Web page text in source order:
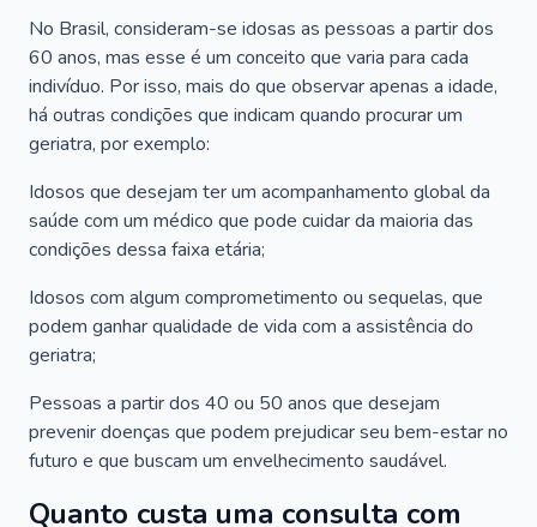
No Brasil, consideram-se idosas as pessoas a partir dos
60 anos, mas esse é um conceito que varia para cada
indivíduo. Por isso, mais do que observar apenas a idade,
há outras condições que indicam quando procurar um
geriatra, por exemplo:
Idosos que desejam ter um acompanhamento global da
saúde com um médico que pode cuidar da maioria das
condições dessa faixa etária;
Idosos com algum comprometimento ou sequelas, que
podem ganhar qualidade de vida com a assistência do
geriatra;
Pessoas a partir dos 40 ou 50 anos que desejam
prevenir doenças que podem prejudicar seu bem-estar no
futuro e que buscam um envelhecimento saudável.
Quanto custa uma consulta com